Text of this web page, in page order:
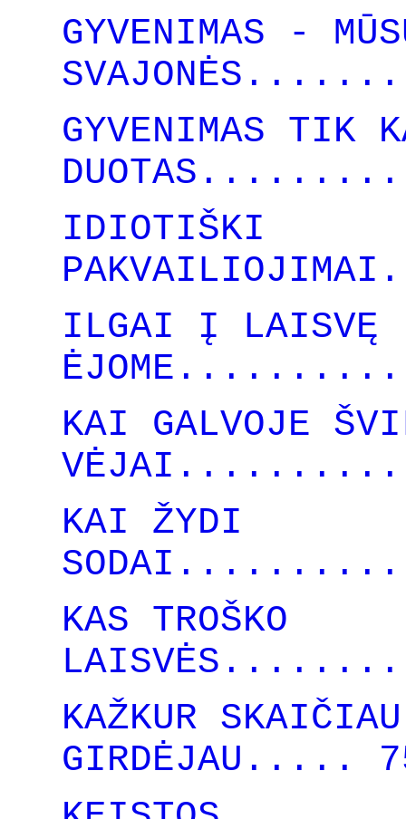
GYVENIMAS -
GYVENIMAS TIK
IDIOTIŠKI
ILGAI Į LAISVĘ
KAI GALVOJE
KAI ŽYDI
KAS TROŠKO
KAŽKUR
GIRDĖJAU.....